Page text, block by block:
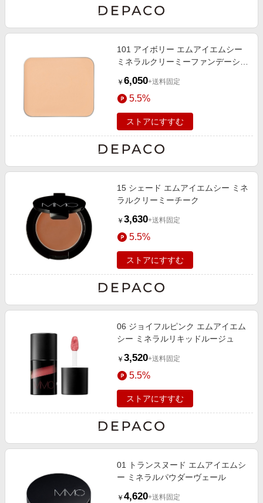
101 アイボリー エムアイエムシー
ミネラルクリーミーファンデーショ
￥ 6,050+送料固定
5.5%
ストアにすすむ
15 シェード エムアイエムシー ミネ
ラルクリーミーチーク
￥ 3,630+送料固定
5.5%
ストアにすすむ
06 ジョイフルピンク エムアイエム
シー ミネラルリキッドルージュ
￥ 3,520+送料固定
5.5%
ストアにすすむ
01 トランスヌード エムアイエムシ
ー ミネラルパウダーヴェール
￥ 4,620+送料固定